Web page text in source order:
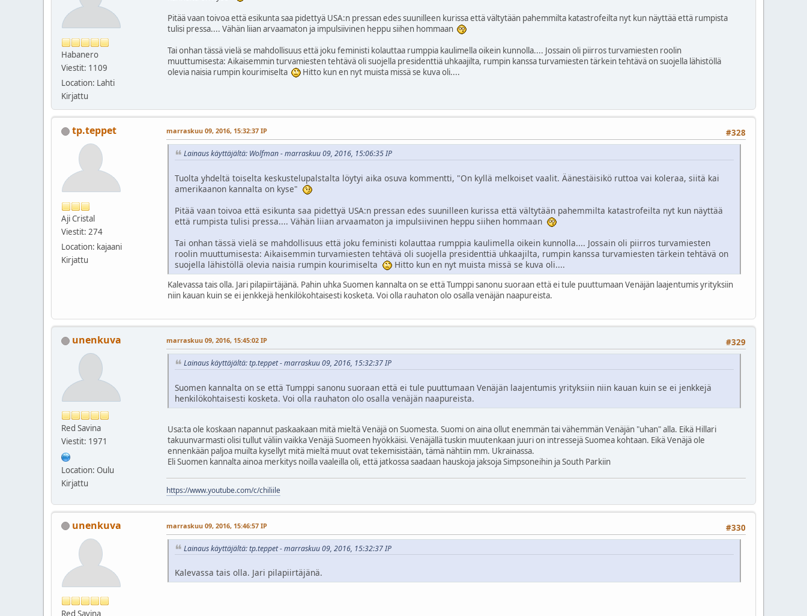
Habanero
Viestit: 1109
Location: Lahti
Kirjattu
Pitää vaan toivoa että esikunta saa pidettyä USA:n pressan edes suunilleen kurissa että vältytään pahemmilta katastrofeilta nyt kun näyttää että rumpista
tulisi pressa.... Vähän liian arvaamaton ja impulsiivinen heppu siihen hommaan
Tai onhan tässä vielä se mahdollisuus että joku feministi kolauttaa rumppia kaulimella oikein kunnolla.... Jossain oli piirros turvamiesten roolin
muuttumisesta: Aikaisemmin turvamiesten tehtävä oli suojella presidenttiä uhkaajilta, rumpin kanssa turvamiesten tärkein tehtävä on suojella lähistöllä
olevia naisia rumpin kourimiselta
Hitto kun en nyt muista missä se kuva oli....
tp.teppet
Aji Cristal
Viestit: 274
Location: kajaani
Kirjattu
#328
marraskuu 09, 2016, 15:32:37 IP
Lainaus käyttäjältä: Wolfman - marraskuu 09, 2016, 15:06:35 IP
Tuolta yhdeltä toiselta keskustelupalstalta löytyi aika osuva kommentti, "On kyllä melkoiset vaalit. Äänestäisikö ruttoa vai koleraa, siitä kai
amerikaanon kannalta on kyse"
Pitää vaan toivoa että esikunta saa pidettyä USA:n pressan edes suunilleen kurissa että vältytään pahemmilta katastrofeilta nyt kun näyttää
että rumpista tulisi pressa.... Vähän liian arvaamaton ja impulsiivinen heppu siihen hommaan
Tai onhan tässä vielä se mahdollisuus että joku feministi kolauttaa rumppia kaulimella oikein kunnolla.... Jossain oli piirros turvamiesten
roolin muuttumisesta: Aikaisemmin turvamiesten tehtävä oli suojella presidenttiä uhkaajilta, rumpin kanssa turvamiesten tärkein tehtävä on
suojella lähistöllä olevia naisia rumpin kourimiselta
Hitto kun en nyt muista missä se kuva oli....
Kalevassa tais olla. Jari pilapiirtäjänä. Pahin uhka Suomen kannalta on se että Tumppi sanonu suoraan että ei tule puuttumaan Venäjän laajentumis yrityksiin
niin kauan kuin se ei jenkkejä henkilökohtaisesti kosketa. Voi olla rauhaton olo osalla venäjän naapureista.
unenkuva
Red Savina
Viestit: 1971
Location: Oulu
Kirjattu
#329
marraskuu 09, 2016, 15:45:02 IP
Lainaus käyttäjältä: tp.teppet - marraskuu 09, 2016, 15:32:37 IP
Suomen kannalta on se että Tumppi sanonu suoraan että ei tule puuttumaan Venäjän laajentumis yrityksiin niin kauan kuin se ei jenkkejä
henkilökohtaisesti kosketa. Voi olla rauhaton olo osalla venäjän naapureista.
Usa:ta ole koskaan napannut paskaakaan mitä mieltä Venäjä on Suomesta. Suomi on aina ollut enemmän tai vähemmän Venäjän "uhan" alla. Eikä Hillari
takuunvarmasti olisi tullut väliin vaikka Venäjä Suomeen hyökkäisi. Venäjällä tuskin muutenkaan juuri on intressejä Suomea kohtaan. Eikä Venäjä ole
ennenkään paljoa muilta kysellyt mitä mieltä muut ovat tekemisistään, tämä nähtiin mm. Ukrainassa.
Eli Suomen kannalta ainoa merkitys noilla vaaleilla oli, että jatkossa saadaan hauskoja jaksoja Simpsoneihin ja South Parkiin
https://www.youtube.com/c/chiliile
unenkuva
Red Savina
#330
marraskuu 09, 2016, 15:46:57 IP
Lainaus käyttäjältä: tp.teppet - marraskuu 09, 2016, 15:32:37 IP
Kalevassa tais olla. Jari pilapiirtäjänä.